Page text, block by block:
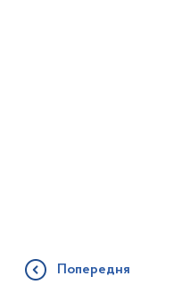
Попередня